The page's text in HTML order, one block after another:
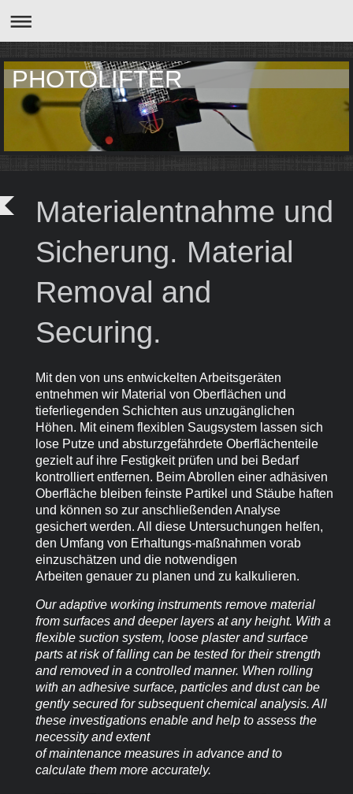
PHOTOLIFTER
Materialentnahme und
Sicherung. Material
Removal and
Securing.
Mit den von uns entwickelten Arbeitsgeräten
entnehmen wir Material von Oberflächen und
tieferliegenden Schichten aus unzugänglichen
Höhen. Mit einem flexiblen Saugsystem lassen sich
lose Putze und absturzgefährdete Oberflächenteile
gezielt auf ihre Festigkeit prüfen und bei Bedarf
kontrolliert entfernen. Beim Abrollen einer adhäsiven
Oberfläche bleiben feinste Partikel und Stäube haften
und können so zur anschließenden Analyse
gesichert werden. All diese Untersuchungen helfen,
den Umfang von Erhaltungs-maßnahmen vorab
einzuschätzen und die notwendigen
Arbeiten genauer zu planen und zu kalkulieren.
Our adaptive working instruments remove material
from surfaces and deeper layers at any height. With a
flexible suction system, loose plaster and surface
parts at risk of falling can be tested for their strength
and removed in a controlled manner. When rolling
with an adhesive surface, particles and dust can be
gently secured for subsequent chemical analysis. All
these investigations enable and help to assess the
necessity and extent
of maintenance measures in advance and to
calculate them more accurately.